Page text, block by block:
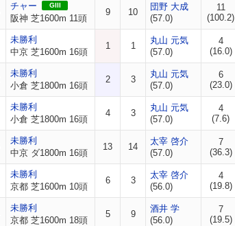
チャー GIII
阪神 芝1600m 11頭
9 10
団野 大成
(57.0)
11
(100.2)
未勝利
中京 芝1600m 16頭
1 1
丸山 元気
(57.0)
4
(16.0)
未勝利
小倉 芝1800m 16頭
2 3
丸山 元気
(57.0)
6
(23.0)
未勝利
小倉 芝1800m 16頭
4 3
丸山 元気
(57.0)
4
(7.6)
未勝利
中京 ダ1800m 16頭
13 14
太宰 啓介
(57.0)
7
(36.3)
未勝利
京都 芝1600m 10頭
6 3
太宰 啓介
(56.0)
4
(19.8)
未勝利
京都 芝1600m 18頭
5 9
酒井 学
(56.0)
7
(19.5)